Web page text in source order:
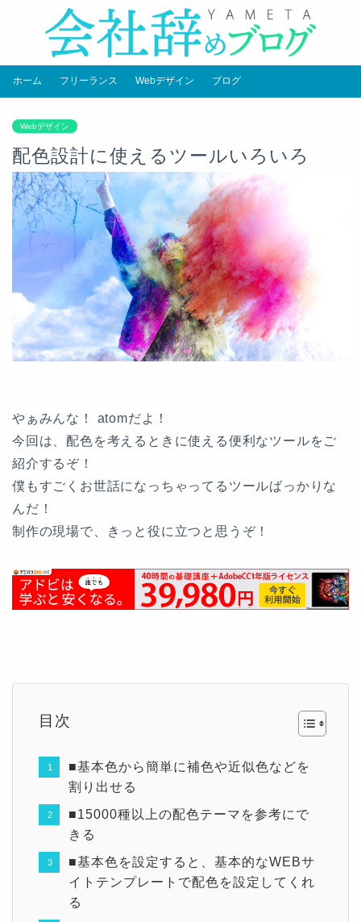
ホーム フリーランス Webデザイン ブログ
Webデザイン
配色設計に使えるツールいろいろ
やぁみんな！ atomだよ！
今回は、配色を考えるときに使える便利なツールをご
紹介するぞ！
僕もすごくお世話になっちゃってるツールばっかりな
んだ！
制作の現場で、きっと役に立つと思うぞ！
目次
■基本色から簡単に補色や近似色などを
割り出せる
■15000種以上の配色テーマを参考にで
きる
■基本色を設定すると、基本的なWEBサ
イトテンプレートで配色を設定してくれ
る